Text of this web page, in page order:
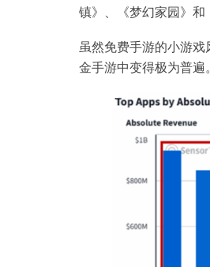
镇》、《梦幻家园》和
虽然免费手游的小游戏
金手游中变得极为普遍